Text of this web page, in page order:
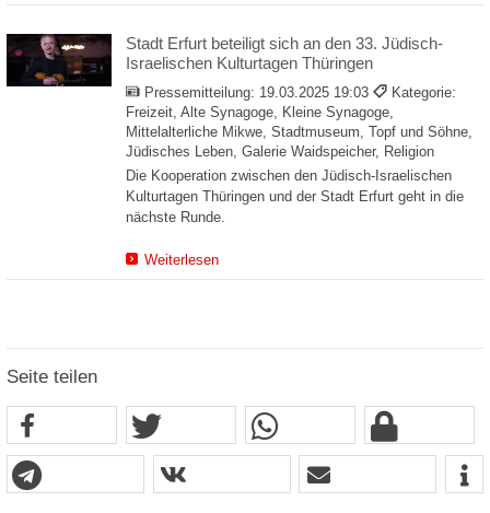
Stadt Erfurt beteiligt sich an den 33. Jüdisch-
Israelischen Kulturtagen Thüringen
Pressemitteilung: 19.03.2025 19:03
Kategorie:
Freizeit, Alte Synagoge, Kleine Synagoge,
Mittelalterliche Mikwe, Stadtmuseum, Topf und Söhne,
Jüdisches Leben, Galerie Waidspeicher, Religion
Die Kooperation zwischen den Jüdisch-Israelischen
Kulturtagen Thüringen und der Stadt Erfurt geht in die
nächste Runde.
Weiterlesen
Seite teilen